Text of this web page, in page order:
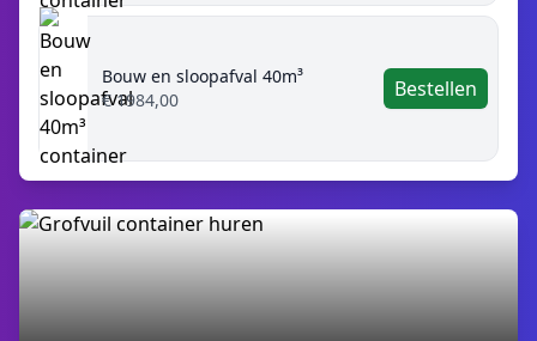
Bouw en sloopafval 40m³
€ 1984,00
Bestellen